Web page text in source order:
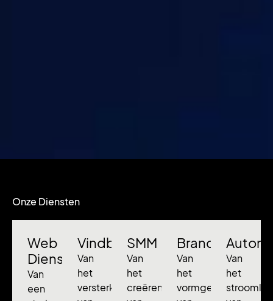
Onze Diensten
Web
Diensten
Van
een
Vindbaarheid
Van
het
versterken
SMM
Van
het
creëren
Branding
Van
het
vormgeven
Van
het